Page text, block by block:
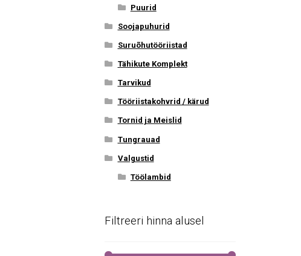
Puurid
Soojapuhurid
Suruõhutööriistad
Tähikute Komplekt
Tarvikud
Tööriistakohvrid / kärud
Tornid ja Meislid
Tungrauad
Valgustid
Töölambid
Filtreeri hinna alusel